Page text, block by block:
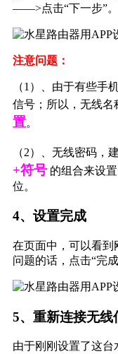
——>点击“下一步”。
注意问题：
（1）、由于有些手
信号；所以，无线名
置。
（2）、无线密码，
+符号 的组合来设
位。
4、设置完成
在页面中，可以看到
问题的话，点击“完成
5、重新连接无线
由于刚刚设置了这台